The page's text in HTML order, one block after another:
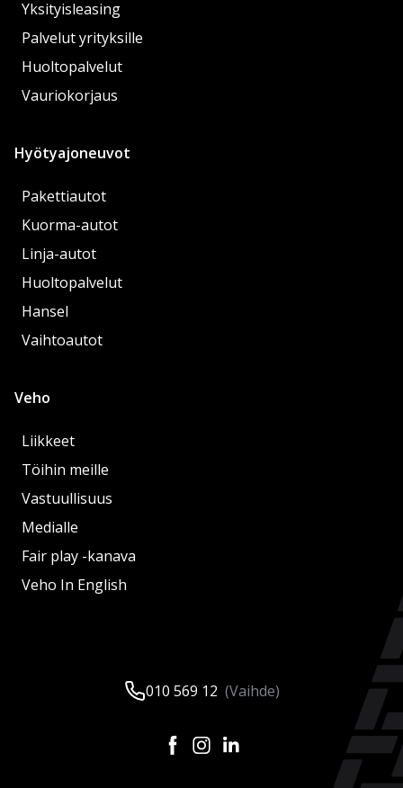
Yksityisleasing
Palvelut yrityksille
Huoltopalvelut
Vauriokorjaus
Hyötyajoneuvot
Pakettiautot
Kuorma-autot
Linja-autot
Huoltopalvelut
Hansel
Vaihtoautot
Veho
Liikkeet
Töihin meille
Vastuullisuus
Medialle
Fair play -kanava
Veho In English
010 569 12 (Vaihde)